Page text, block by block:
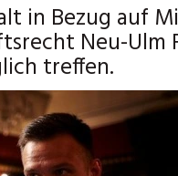
in Bezug auf
Neu-Ulm
treffen.